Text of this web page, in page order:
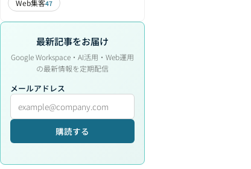
Web集客47
最新記事をお届け
Google Workspace・AI活用・Web運用
の最新情報を定期配信
メールアドレス
購読する